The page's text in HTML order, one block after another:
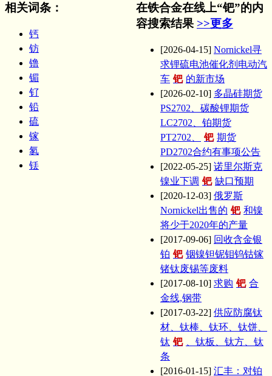
相关词条 ：
钙
钫
镥
镅
钌
铅
硫
镓
氡
铥
在铁合金在线上“钯”的内
容搜索结果 >>更多
[2026-04-15] Nornickel寻
求锂硫电池催化剂电动汽
车 钯 的新市场
[2026-02-10] 多晶硅期货
PS2702、碳酸锂期货
LC2702、铂期货
PT2702、
钯 期货
PD2702合约有事项公告
[2022-05-25] 诺里尔斯克
镍业下调 钯 缺口预期
[2020-12-03] 俄罗斯
Nornickel出售的 钯 和镍
将少于2020年的产量
[2017-09-06] 回收含金银
铂 钯 铟镍钽铌钼钨钴镓
锗钛废锡等废料
[2017-08-10] 求购 钯 合
金线,钢带
[2017-03-22] 供应防腐钛
材、钛棒、钛环、钛饼、
钛 钯
、钛板、钛方、钛
条
[2016-01-15] 汇丰：对铂